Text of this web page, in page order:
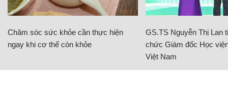
Chăm sóc sức khỏe cần thực hiện
ngay khi cơ thể còn khỏe
GS.TS Nguyễn Thị Lan
chức Giám đốc Học
Việt Nam